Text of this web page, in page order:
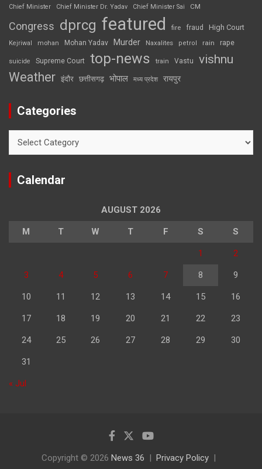
Chief Minister
Chief Minister Dr. Yadav Chief Minister Sai CM
Congress dprcg featured fire fraud High Court
Kejriwal mohan Mohan Yadav Murder Naxalites petrol rain rape
suicide Supreme Court top-news train Vastu vishnu
Weather इंदौर छत्तीसगढ़ भोपाल मध्य प्रदेश रायपुर
Categories
Calendar
AUGUST 2026
M T W T F S S
1 2
3 4 5 6 7 8 9
10 11 12 13 14 15 16
17 18 19 20 21 22 23
24 25 26 27 28 29 30
31
« Jul
Copyright © 2026 News 36
Privacy Policy